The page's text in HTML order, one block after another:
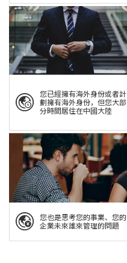
您已經擁有海外身份或者計
劃擁有海外身份，但您大部
分時間居住在中國大陸
您也是思考您的事業、您的
企業未來誰來管理的問題